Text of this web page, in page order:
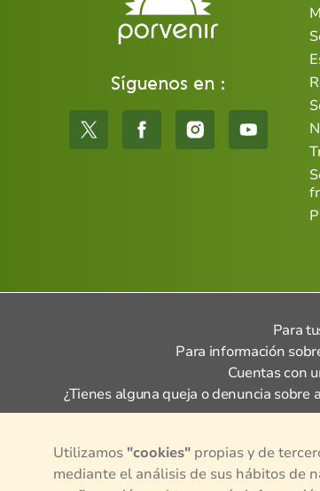
Síguenos en :
Para
Para información
Cuentas con
¿Tienes alguna queja o denuncia
Utilizamos "cookies" propias y de
mediante el análisis de sus hábitos de